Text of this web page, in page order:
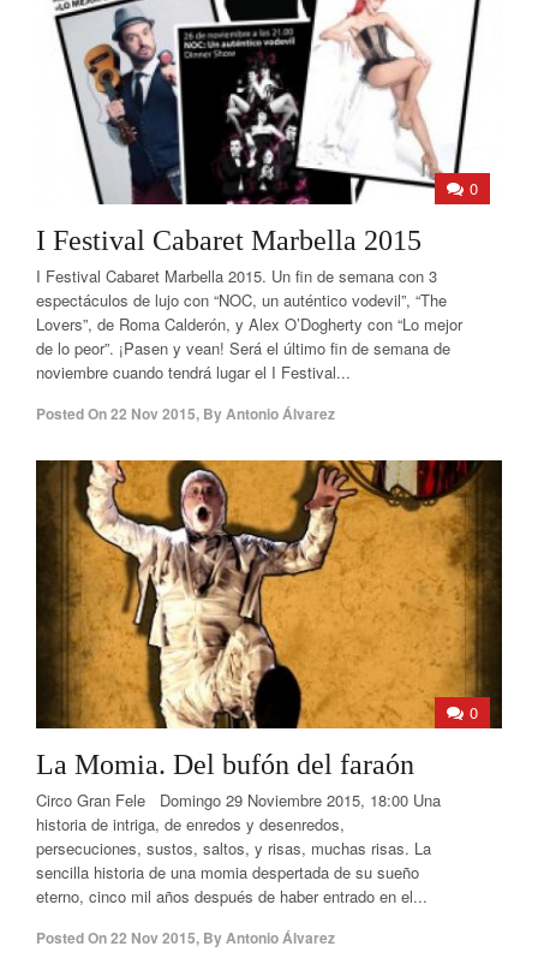
0
I Festival Cabaret Marbella 2015
I Festival Cabaret Marbella 2015. Un fin de semana con 3
espectáculos de lujo con “NOC, un auténtico vodevil”, “The
Lovers”, de Roma Calderón, y Alex O’Dogherty con “Lo mejor
de lo peor”. ¡Pasen y vean! Será el último fin de semana de
noviembre cuando tendrá lugar el I Festival...
Posted On22 Nov 2015, ByAntonio Álvarez
0
La Momia. Del bufón del faraón
Circo Gran Fele Domingo 29 Noviembre 2015, 18:00 Una
historia de intriga, de enredos y desenredos,
persecuciones, sustos, saltos, y risas, muchas risas. La
sencilla historia de una momia despertada de su sueño
eterno, cinco mil años después de haber entrado en el...
Posted On22 Nov 2015, ByAntonio Álvarez